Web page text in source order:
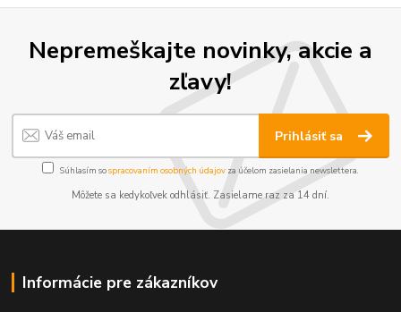
Nepremeškajte novinky, akcie a
zľavy!
Prihlásiť sa
Súhlasím sospracovaním osobných údajov za účelom zasielania newslettera.
Môžete sa kedykoľvek odhlásiť. Zasielame raz za 14 dní.
Informácie pre zákazníkov